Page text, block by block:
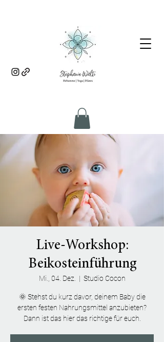
Live-Workshop:
Beikosteinführung
Mi., 04. Dez.
  |
Studio Cocon
🌞 Stehst du kurz davor, deinem Baby die
ersten festen Nahrungsmittel anzubieten?
Dann ist das hier das richtige für euch.